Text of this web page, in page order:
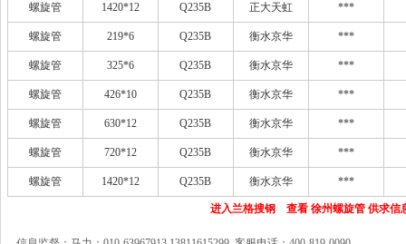
螺旋管 1420*12 Q235B 正大天虹 ***
螺旋管 219*6 Q235B 衡水京华 ***
螺旋管 325*6 Q235B 衡水京华 ***
螺旋管 426*10 Q235B 衡水京华 ***
螺旋管 630*12 Q235B 衡水京华 ***
螺旋管 720*12 Q235B 衡水京华 ***
螺旋管 1420*12 Q235B 衡水京华 ***
进入兰格搜钢 查看 徐州螺旋管 供求信